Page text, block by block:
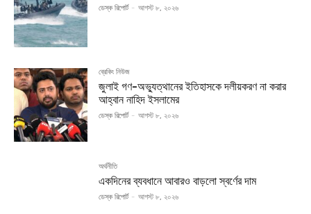
ডেস্ক রিপোর্ট - আগস্ট ৮, ২০২৬
ব্রেকিং নিউজ
জুলাই গণ-অভ্যুত্থানের ইতিহাসকে দলীয়করণ না করার
আহ্বান নাহিদ ইসলামের
ডেস্ক রিপোর্ট - আগস্ট ৮, ২০২৬
অর্থনীতি
একদিনের ব্যবধানে আবারও বাড়লো স্বর্ণের দাম
ডেস্ক রিপোর্ট - আগস্ট ৮, ২০২৬